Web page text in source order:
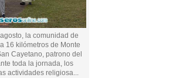
la comunidad de
16 kilómetros de Monte
Cayetano, patrono del
toda la jornada, los
actividades religiosa...